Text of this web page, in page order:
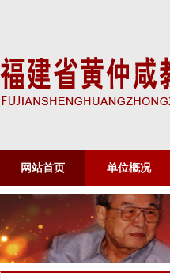
网站首页 单位概况